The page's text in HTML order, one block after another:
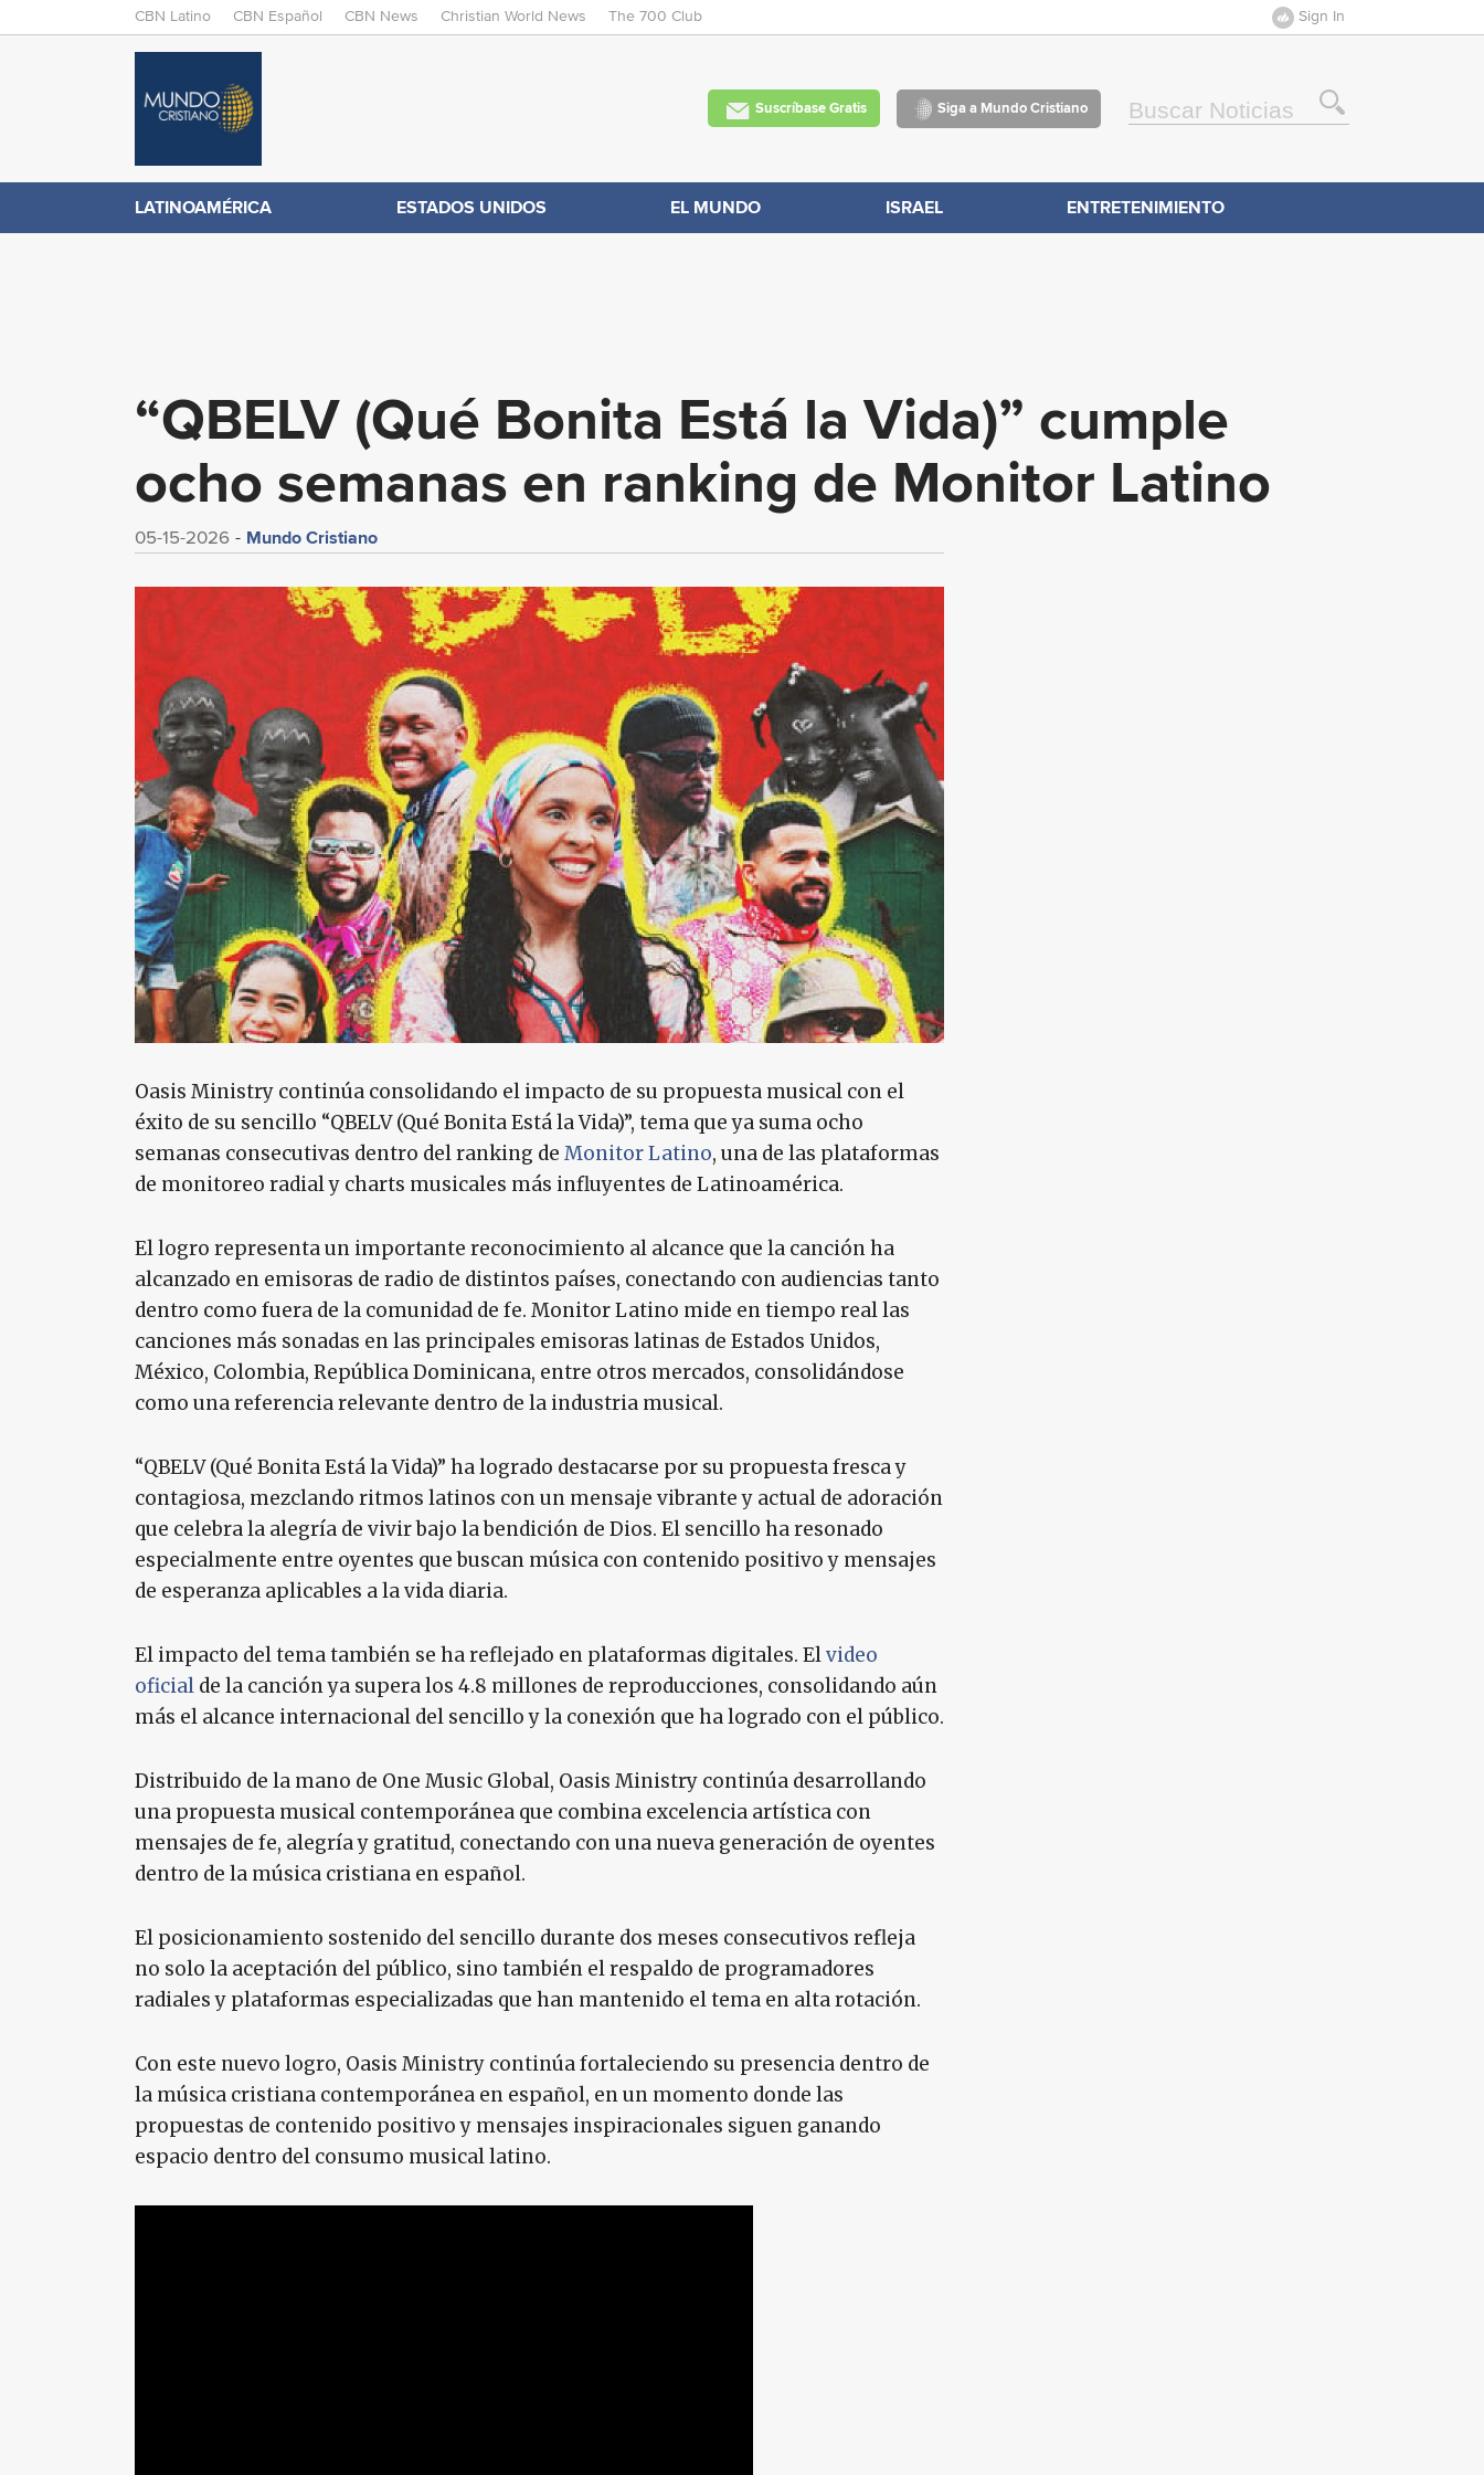
Skip
M
N
E
CBN Latino CBN Español CBN News Christian World News The 700 Club
C
B
N
.
m
Sign In
Suscríbase Gratis Siga a Mundo Cristiano
LATINOAMÉRICA ESTADOS UNIDOS EL MUNDO ISRAEL ENTRETENIMIENTO
“QBELV (Qué Bonita Está la Vida)” cumple
ocho semanas en ranking de Monitor Latino
05-15-2026 Mundo Cristiano
Oasis Ministry continúa consolidando el impacto de su propuesta musical con el
éxito de su sencillo “QBELV (Qué Bonita Está la Vida)”, tema que ya suma ocho
semanas consecutivas dentro del ranking de Monitor Latino, una de las plataformas
de monitoreo radial y charts musicales más influyentes de Latinoamérica.
El logro representa un importante reconocimiento al alcance que la canción ha
alcanzado en emisoras de radio de distintos países, conectando con audiencias tanto
dentro como fuera de la comunidad de fe. Monitor Latino mide en tiempo real las
canciones más sonadas en las principales emisoras latinas de Estados Unidos,
México, Colombia, República Dominicana, entre otros mercados, consolidándose
como una referencia relevante dentro de la industria musical.
“QBELV (Qué Bonita Está la Vida)” ha logrado destacarse por su propuesta fresca y
contagiosa, mezclando ritmos latinos con un mensaje vibrante y actual de adoración
que celebra la alegría de vivir bajo la bendición de Dios. El sencillo ha resonado
especialmente entre oyentes que buscan música con contenido positivo y mensajes
de esperanza aplicables a la vida diaria.
El impacto del tema también se ha reflejado en plataformas digitales. Elvideo
oficial de la canción ya supera los 4.8 millones de reproducciones, consolidando aún
más el alcance internacional del sencillo y la conexión que ha logrado con el público.
Distribuido de la mano de One Music Global, Oasis Ministry continúa desarrollando
una propuesta musical contemporánea que combina excelencia artística con
mensajes de fe, alegría y gratitud, conectando con una nueva generación de oyentes
dentro de la música cristiana en español.
El posicionamiento sostenido del sencillo durante dos meses consecutivos refleja
no solo la aceptación del público, sino también el respaldo de programadores
radiales y plataformas especializadas que han mantenido el tema en alta rotación.
Con este nuevo logro, Oasis Ministry continúa fortaleciendo su presencia dentro de
la música cristiana contemporánea en español, en un momento donde las
propuestas de contenido positivo y mensajes inspiracionales siguen ganando
espacio dentro del consumo musical latino.